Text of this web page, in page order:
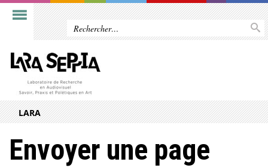
LARA
Envoyer une page